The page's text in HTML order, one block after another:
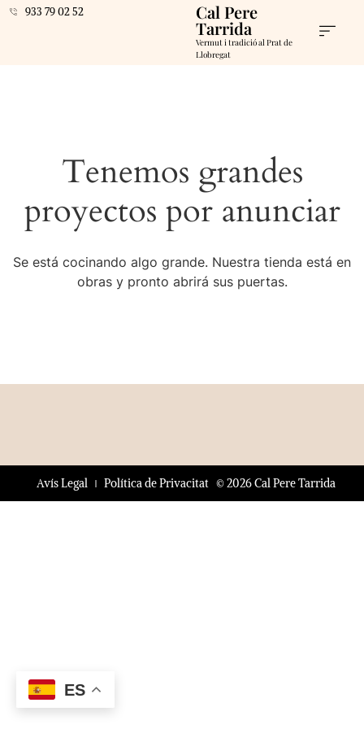
933 79 02 52 Cal Pere
Tarrida
Vermut i tradició al Prat de
Llobregat
Tenemos grandes
proyectos por anunciar
Se está cocinando algo grande. Nuestra tienda está en
obras y pronto abrirá sus puertas.
© 2026 Cal Pere Tarrida
Avís Legal Política de Privacitat
ES